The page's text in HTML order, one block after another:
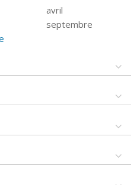
avril
septembre